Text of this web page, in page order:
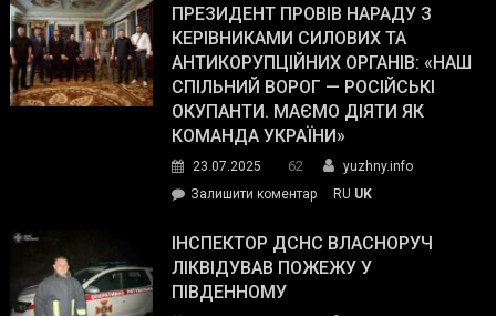
Street
Journal.
Південному
працівникам
ОПЗ
з
матеріального
резерву
гуманітарну
допомогу
ПРЕЗИДЕНТ ПРОВІВ НАРАДУ З
КЕРІВНИКАМИ СИЛОВИХ ТА
АНТИКОРУПЦІЙНИХ ОРГАНІВ: «НАШ
СПІЛЬНИЙ ВОРОГ — РОСІЙСЬКІ
ОКУПАНТИ. МАЄМО ДІЯТИ ЯК
КОМАНДА УКРАЇНИ»
23.07.2025 62
yuzhny.info
Залишити коментарon
провів
нараду
RU UK
ІНСПЕКТОР ДСНС ВЛАСНОРУЧ
ЛІКВІДУВАВ ПОЖЕЖУ У
ПІВДЕННОМУ